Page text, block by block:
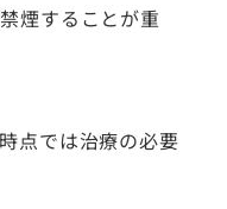
煙することが重
点では治療の必要